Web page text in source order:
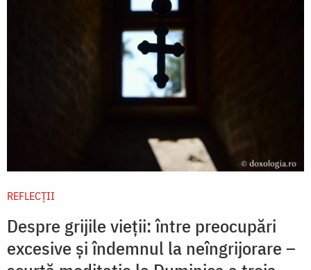
REFLECȚII
Despre grijile vieții: între preocupări
excesive și îndemnul la neîngrijorare –